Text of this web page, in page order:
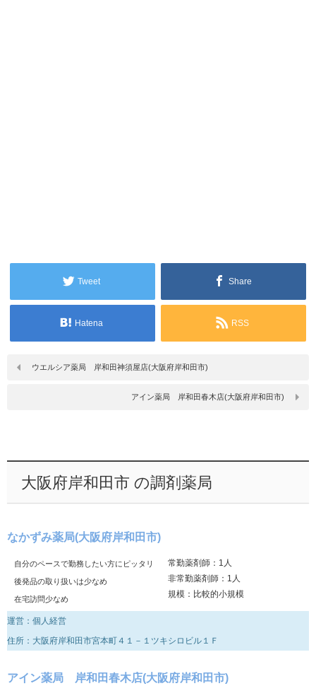
Tweet Share
Hatena RSS
ウエルシア薬局 岸和田神須屋店(大阪府岸和田市)
アイン薬局 岸和田春木店(大阪府岸和田市)
大阪府岸和田市 の調剤薬局
なかずみ薬局(大阪府岸和田市)
自分のペースで勤務したい方にピッタリ
後発品の取り扱いは少なめ
在宅訪問少なめ
常勤薬剤師：1人
非常勤薬剤師：1人
規模：比較的小規模
運営：個人経営
住所：大阪府岸和田市宮本町４１－１ツキシロビル１Ｆ
アイン薬局 岸和田春木店(大阪府岸和田市)